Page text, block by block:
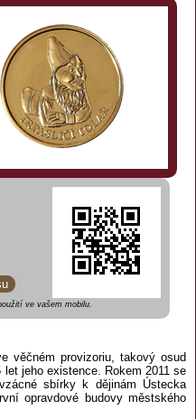
ve vašem mobilu.
věčném provizoriu, takový osud
jeho existence. Rokem 2011 se
sbírky k dějinám Ústecka
opravdové budovy městského